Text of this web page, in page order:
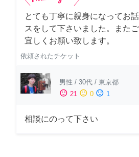
とても丁寧に親身になってお
スをして下さいました。また
宜しくお願い致します。
依頼されたチケット
男性 / 30代 / 東京都
sentiment_satisfied 21 sentiment_neutral 0 sentiment_dissatisfied 1
相談にのって下さい